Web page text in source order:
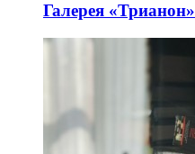
Галерея «Трианон»